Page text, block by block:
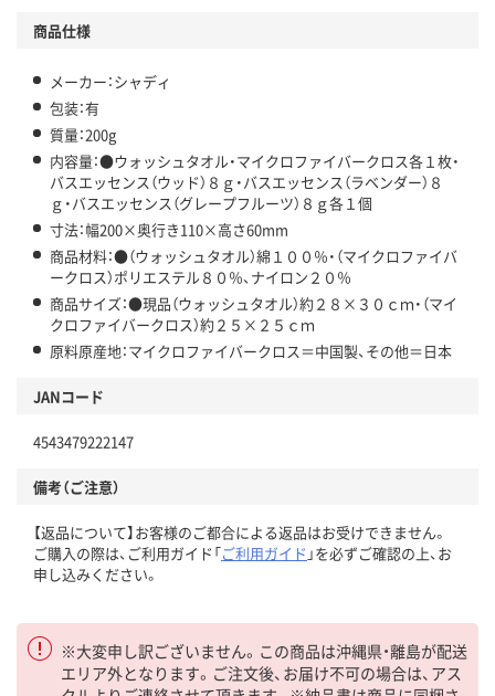
商品仕様
メーカー：シャディ
包装：有
質量：200g
内容量：●ウォッシュタオル・マイクロファイバークロス各１枚・
バスエッセンス（ウッド）８ｇ・バスエッセンス（ラベンダー）８
ｇ・バスエッセンス（グレープフルーツ）８ｇ各１個
寸法：幅200×奥行き110×高さ60mm
商品材料：●（ウォッシュタオル）綿１００％・（マイクロファイバ
ークロス）ポリエステル８０％、ナイロン２０％
商品サイズ：●現品（ウォッシュタオル）約２８×３０ｃｍ・（マイ
クロファイバークロス）約２５×２５ｃｍ
原料原産地：マイクロファイバークロス＝中国製、その他＝日本
JANコード
4543479222147
備考（ご注意）
【返品について】お客様のご都合による返品はお受けできません。
ご購入の際は、ご利用ガイド「ご利用ガイド 」を必ずご確認の上、お
申し込みください。
※大変申し訳ございません。この商品は沖縄県・離島が配送
エリア外となります。ご注文後、お届け不可の場合は、アス